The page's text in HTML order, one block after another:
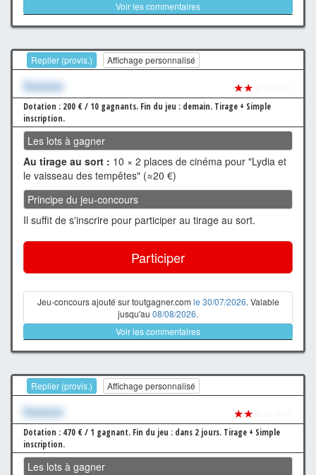
Voir les commentaires
Replier (provis.) Affichage personnalisé
Xxxxxxx ★★
Dotation : 200 € / 10 gagnants. Fin du jeu : demain. Tirage + Simple
inscription.
Les lots à gagner
Au tirage au sort : 10 × 2 places de cinéma pour "Lydia et
le vaisseau des tempêtes" (≈20 €)
Principe du jeu-concours
Il suffit de s'inscrire pour participer au tirage au sort.
Participer
Jeu-concours ajouté sur toutgagner.com le 30/07/2026. Valable
jusqu'au 08/08/2026.
Voir les commentaires
Replier (provis.) Affichage personnalisé
Xxxxxxx ★★
Dotation : 470 € / 1 gagnant. Fin du jeu : dans 2 jours. Tirage + Simple
inscription.
Les lots à gagner